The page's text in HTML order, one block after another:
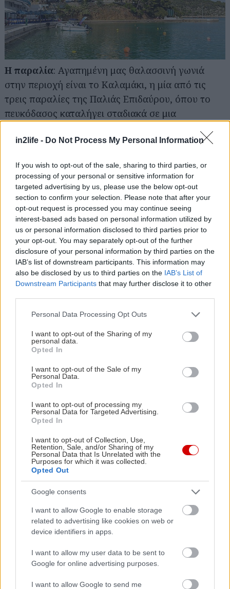
in2life - Do Not Process My Personal Information
If you wish to opt-out of the sale, sharing to third parties, or
processing of your personal or sensitive information for
targeted advertising by us, please use the below opt-out
section to confirm your selection. Please note that after your
opt-out request is processed you may continue seeing
interest-based ads based on personal information utilized by
us or personal information disclosed to third parties prior to
your opt-out. You may separately opt-out of the further
disclosure of your personal information by third parties on the
IAB’s list of downstream participants. This information may
also be disclosed by us to third parties on the IAB’s List of
Downstream Participants that may further disclose it to other
Please note that this website/app uses one or more Google
not limited to your visit or usage behaviour. You may click to
grant or deny consent to Google and its third-party tags to
use your data for below specified purposes in below Google
consent section.
Personal Data Processing Opt Outs
I want to opt-out of the Sharing of my
personal data.
Opted In
I want to opt-out of the Sale of my
Personal Data.
Opted In
I want to opt-out of processing my
Personal Data for Targeted Advertising.
Opted In
I want to opt-out of Collection, Use,
Retention, Sale, and/or Sharing of my
Personal Data that Is Unrelated with the
Purposes for which it was collected.
Opted Out
Google consents
I want to allow Google to enable storage
related to advertising like cookies on web or
device identifiers in apps.
I want to allow my user data to be sent to
Google for online advertising purposes.
I want to allow Google to send me
Η παραλία: Αγαπημένη μας θαλασσινή γωνιά
στην περιοχή είναι το Καλαμάκι, η μία από τις
τρεις παραλίες της Παλιάς Επιδαύρου, όπου το
πευκόδασος καταλήγει σταδιακά σε μια
μπάνιο. Στη συνέχεια στεγνώνουμε… τρώγοντας
(περί τα 10’ οδήγησης), περιμένοντας να
βραδιάσει για να κατηφορίσουμε στο αρχαίο
θέατρο.
Plus: Το «εξτρά» της μονοήμερης δεν είναι άλλο
από κάποια από τις παραστάσεις του Φεστιβάλ
Επιδαύρου. Δείτε το πρόγραμμαεδώ– οι
παραστάσεις ξεκινούν από 1η Ιουλίου και
περιλαμβάνουν αρχαία δράματα όπως η Άλκηστη,
η Ειρήνη, οι Επτά επί Θήβας, ο Οιδίπους επί
Κολωνώ και οι Βάκχες. Τα κανονικά εισιτήρια
ξεκινούν από τα 10€ και φτάνουν τα 45€.
Αναζήτηση